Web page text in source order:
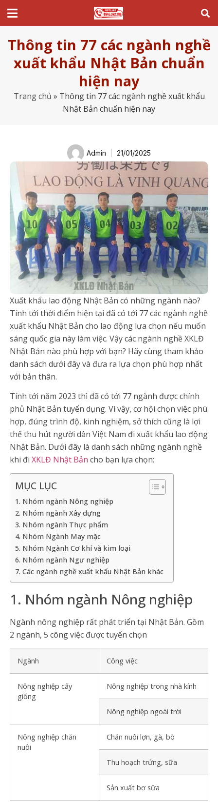
Thông tin 77 các ngành nghề
xuất khẩu Nhật Bản chuẩn
hiện nay
Trang chủ » Thông tin 77 các ngành nghề xuất khẩu
Nhật Bản chuẩn hiện nay
Admin 21/01/2025
Xuất khẩu lao động Nhật Bản có những ngành nào?
Tính tới thời điểm hiện tại đã có tới 77 các ngành nghề
xuất khẩu Nhật Bản cho lao động lựa chọn nếu muốn
sáng quốc gia này làm việc. Vậy các ngành nghề XKLĐ
Nhật Bản nào phù hợp với bạn? Hãy cùng tham khảo
danh sách dưới đây và đưa ra lựa chọn phù hợp nhất
với bản thân.
Tính tới năm 2023 thì đã có tới 77 ngành được chính
phủ Nhật Bản tuyển dụng. Vì vậy, cơ hội chọn việc phù
hợp, đúng trình độ, kinh nghiệm, sở thích cũng là lợi
thế thu hút người dân Việt Nam đi xuất khẩu lao động
Nhật Bản. Dưới đây là danh sách những ngành nghề
khi đi XKLĐ Nhật Bản cho bạn lựa chọn:
MỤC LỤC
1. Nhóm ngành Nông nghiệp
2. Nhóm ngành Xây dựng
3. Nhóm ngành Thực phẩm
4. Nhóm Ngành May mặc
5. Nhóm Ngành Cơ khí và kim loại
6. Nhóm ngành Ngư nghiệp
7. Các ngành nghề xuất khẩu Nhật Bản khác
1. Nhóm ngành Nông nghiệp
Ngành nông nghiệp rất phát triển tại Nhật Bản. Gồm
2 ngành, 5 công việc được tuyển chọn
Ngành Công việc
Nông nghiệp cấy
giống
Nông nghiệp trong nhà kính
Nông nghiệp ngoài trời
Nông nghiệp chăn
nuôi
Chăn nuôi lợn, gà, bò
Thu hoạch trứng, sữa
Sản xuất bơ sữa